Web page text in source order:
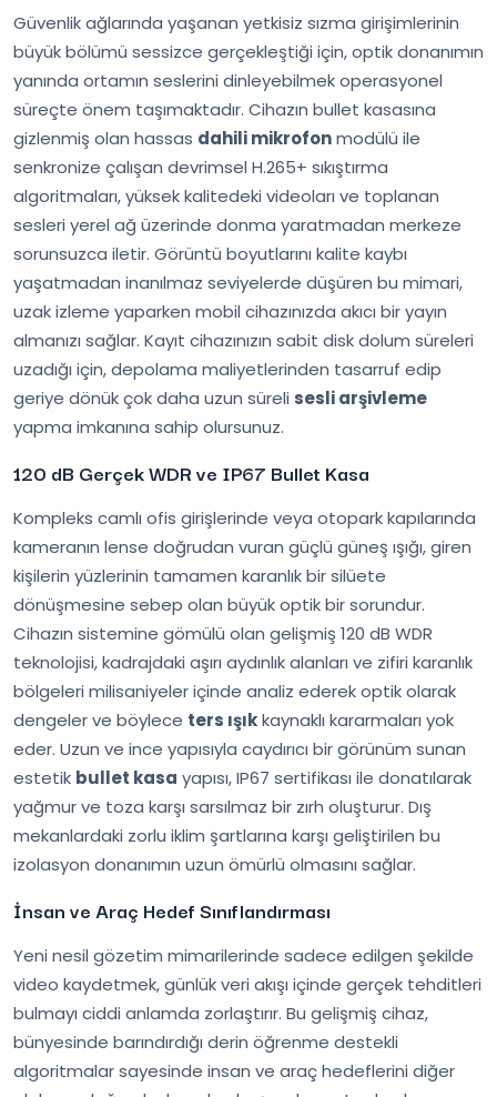
Güvenlik ağlarında yaşanan yetkisiz sızma girişimlerinin
büyük bölümü sessizce gerçekleştiği için, optik donanımın
yanında ortamın seslerini dinleyebilmek operasyonel
süreçte önem taşımaktadır. Cihazın bullet kasasına
gizlenmiş olan hassas dahili mikrofonmodülü ile
senkronize çalışan devrimsel H.265+ sıkıştırma
algoritmaları, yüksek kalitedeki videoları ve toplanan
sesleri yerel ağ üzerinde donma yaratmadan merkeze
sorunsuzca iletir. Görüntü boyutlarını kalite kaybı
yaşatmadan inanılmaz seviyelerde düşüren bu mimari,
uzak izleme yaparken mobil cihazınızda akıcı bir yayın
almanızı sağlar. Kayıt cihazınızın sabit disk dolum süreleri
uzadığı için, depolama maliyetlerinden tasarruf edip
geriye dönük çok daha uzun süreli sesli arşivleme
yapma imkanına sahip olursunuz.
120 dB Gerçek WDR ve IP67 Bullet Kasa
Kompleks camlı ofis girişlerinde veya otopark kapılarında
kameranın lense doğrudan vuran güçlü güneş ışığı, giren
kişilerin yüzlerinin tamamen karanlık bir silüete
dönüşmesine sebep olan büyük optik bir sorundur.
Cihazın sistemine gömülü olan gelişmiş 120 dB WDR
teknolojisi, kadrajdaki aşırı aydınlık alanları ve zifiri karanlık
bölgeleri milisaniyeler içinde analiz ederek optik olarak
dengeler ve böylece ters ışıkkaynaklı kararmaları yok
eder. Uzun ve ince yapısıyla caydırıcı bir görünüm sunan
estetik bullet kasa yapısı, IP67 sertifikası ile donatılarak
yağmur ve toza karşı sarsılmaz bir zırh oluşturur. Dış
mekanlardaki zorlu iklim şartlarına karşı geliştirilen bu
izolasyon donanımın uzun ömürlü olmasını sağlar.
İnsan ve Araç Hedef Sınıflandırması
Yeni nesil gözetim mimarilerinde sadece edilgen şekilde
video kaydetmek, günlük veri akışı içinde gerçek tehditleri
bulmayı ciddi anlamda zorlaştırır. Bu gelişmiş cihaz,
bünyesinde barındırdığı derin öğrenme destekli
algoritmalar sayesinde insan ve araç hedeflerini diğer